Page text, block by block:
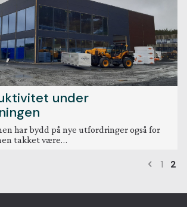
under
har bydd på nye utfordringer også for
takket være…
1 2